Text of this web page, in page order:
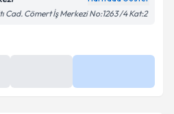
Cad. Cömert İş Merkezi No:1263 /4 Kat:2
811 03 42